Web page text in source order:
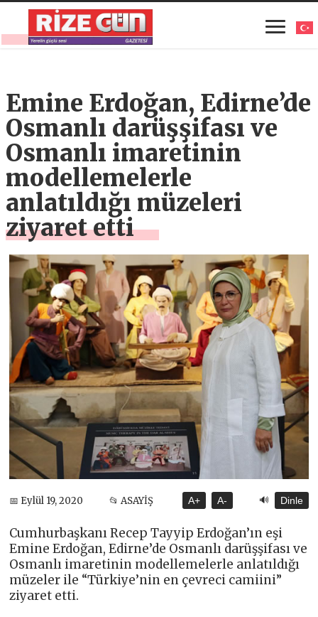
Emine Erdoğan, Edirne’de
Osmanlı darüşşifası ve
Osmanlı imaretinin
modellemelerle
anlatıldığı müzeleri
ziyaret etti
📅 Eylül 19, 2020 📂 ASAYİŞ A+ A- 🔊 Dinle
Cumhurbaşkanı Recep Tayyip Erdoğan’ın eşi
Emine Erdoğan, Edirne’de Osmanlı darüşşifası ve
Osmanlı imaretinin modellemelerle anlatıldığı
müzeler ile “Türkiye’nin en çevreci camiini”
ziyaret etti.